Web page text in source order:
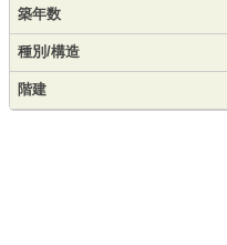
築年数
種別/構造
階建